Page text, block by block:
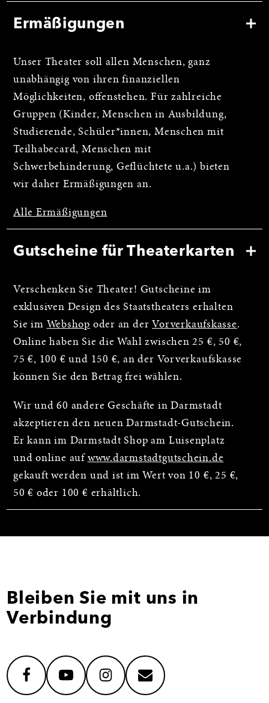
Ermäßigungen
Unser Theater soll allen Menschen, ganz
unabhängig von ihren finanziellen
Möglichkeiten, offenstehen. Für zahlreiche
Gruppen (Kinder, Menschen in Ausbildung,
Studierende, Schüler*innen, Menschen mit
Teilhabecard, Menschen mit
Schwerbehinderung, Geflüchtete u.a.) bieten
wir daher Ermäßigungen an.
Alle Ermäßigungen
Gutscheine für Theaterkarten
Verschenken Sie Theater! Gutscheine im
exklusiven Design des Staatstheaters erhalten
Sie im Webshop oder an der Vorverkaufskasse.
Online haben Sie die Wahl zwischen 25 €, 50 €,
75 €, 100 € und 150 €, an der Vorverkaufskasse
können Sie den Betrag frei wählen.
Wir und 60 andere Geschäfte in Darmstadt
akzeptieren den neuen Darmstadt-Gutschein.
Er kann im Darmstadt Shop am Luisenplatz
und online auf www.darmstadtgutschein.de
gekauft werden und ist im Wert von 10 €, 25 €,
50 € oder 100 € erhältlich.
Bleiben Sie mit uns in
Verbindung
facebookyoutubeinstagrammail